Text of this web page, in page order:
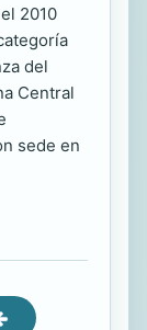
2010
del
Central
sede en